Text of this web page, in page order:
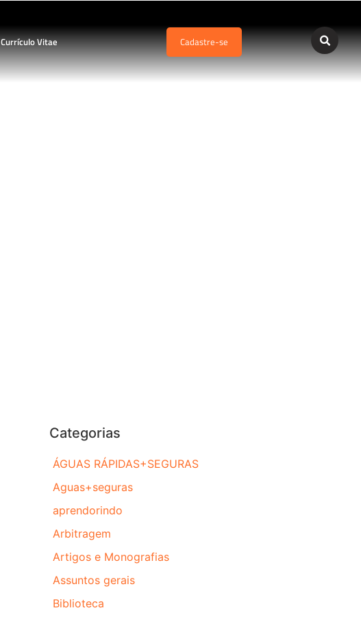
Currículo Vitae Cadastre-se
Categorias
ÁGUAS RÁPIDAS+SEGURAS
Aguas+seguras
aprendorindo
Arbitragem
Artigos e Monografias
Assuntos gerais
Biblioteca